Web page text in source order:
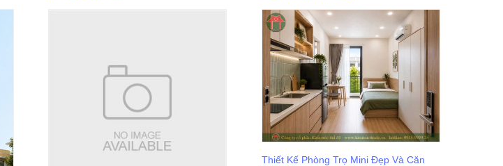
Thiết Kế Phòng Trọ Mini Đẹp Và Căn